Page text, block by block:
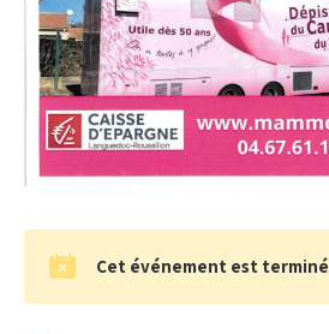
Cet événement est terminé